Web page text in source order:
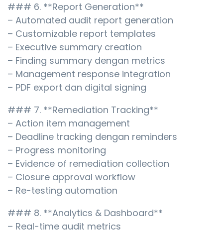
### 6. **Report Generation**
– Automated audit report generation
– Customizable report templates
– Executive summary creation
– Finding summary dengan metrics
– Management response integration
– PDF export dan digital signing
### 7. **Remediation Tracking**
– Action item management
– Deadline tracking dengan reminders
– Progress monitoring
– Evidence of remediation collection
– Closure approval workflow
– Re-testing automation
### 8. **Analytics & Dashboard**
– Real-time audit metrics